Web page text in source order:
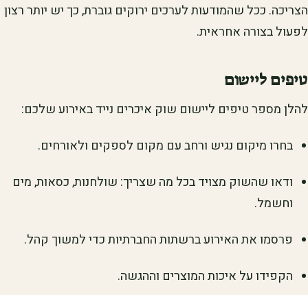
הצריכה. ככל שהמודעות לערכים ירוקים גוברת, כך יש יותר רצון
לפעול בצורה אחראית.
טיפים ליישום
להלן מספר טיפים ליישום שוק איכרים נייד באירוע שלכם:
בחרו מיקום נגיש ורחב עם מקום לספקים ולאורחים.
ודאו שהשוק מצויד בכל מה שצריך: שולחנות, כסאות, מים
וחשמל.
פרסמו את האירוע ברשתות החברתיות כדי למשוך קהל.
הקפידו על איכות המוצרים וההגשה.